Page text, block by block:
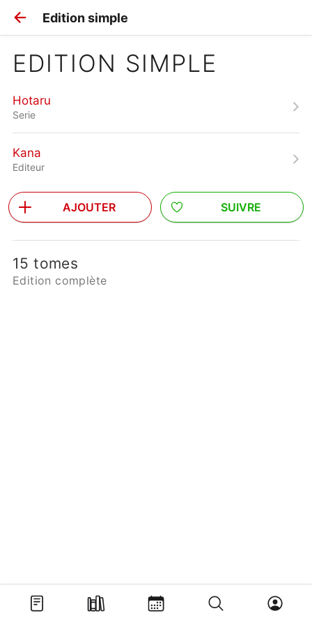
Edition simple
EDITION SIMPLE
Hotaru
Serie
Kana
Editeur
AJOUTER SUIVRE
15 tomes
Edition complète